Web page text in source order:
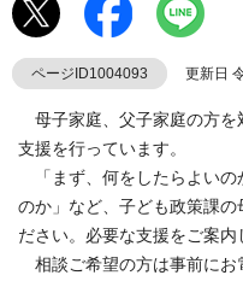
ページID1004093 更新日
母子家庭、父子家庭の方を
支援を行っています。
「まず、何をしたらよいの
のか」など、子ども政策課の
ださい。必要な支援をご案内
相談ご希望の方は事前にお